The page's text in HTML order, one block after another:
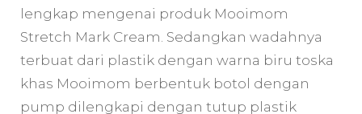
lengkap mengenai produk Mooimom
Stretch Mark Cream. Sedangkan wadahnya
terbuat dari plastik dengan warna biru toska
khas Mooimom berbentuk botol dengan
pump dilengkapi dengan tutup plastik